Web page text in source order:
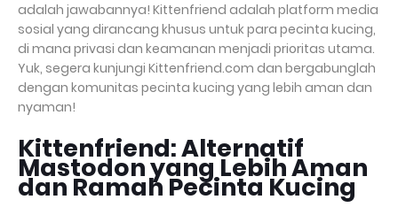
adalah jawabannya! Kittenfriend adalah platform media
sosial yang dirancang khusus untuk para pecinta kucing,
di mana privasi dan keamanan menjadi prioritas utama.
Yuk, segera kunjungi Kittenfriend.com dan bergabunglah
dengan komunitas pecinta kucing yang lebih aman dan
nyaman!
Kittenfriend: Alternatif
Mastodon yang Lebih Aman
dan Ramah Pecinta Kucing